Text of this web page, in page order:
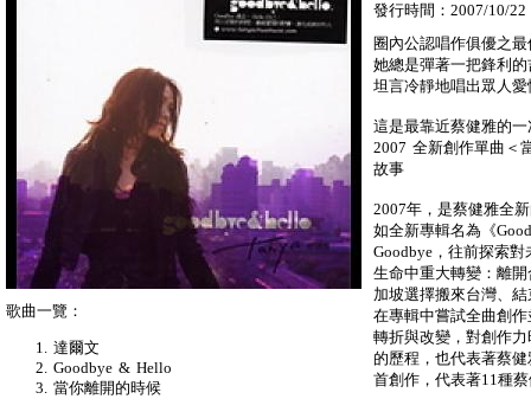
發行時間：2007/10/22
圈內公認唱作俱優之
她總是彈著一把鋒利
坦言冷靜地唱出眾人
這是最靠近蔡健雅的一
2007 全新創作單曲＜
故事
2007年，是蔡健雅全
如全新專輯名為《
Goodbye，往前探索
生命中重大轉變：離
加坡選擇搬來台灣、
在專輯中嘗試全曲創
轉折與改變，對創作
的歷程，也代表著蔡
首創作，代表著11種
歌曲一覽：
達爾文
Goodbye & Hello
當你離開的時候